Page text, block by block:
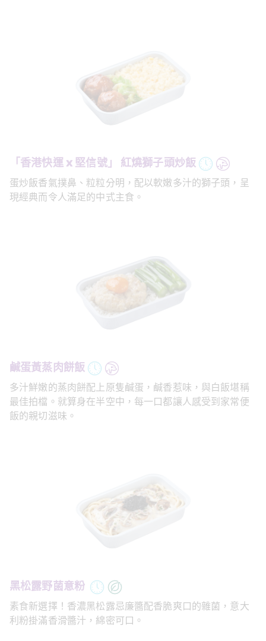
「香港快運 x 堅信號」 紅燒獅子頭炒飯
蛋炒飯香氣撲鼻、粒粒分明，配以軟嫩多汁的獅子頭，呈
現經典而令人滿足的中式主食。
鹹蛋黃蒸肉餅飯
多汁鮮嫩的蒸肉餅配上原隻鹹蛋，鹹香惹味，與白飯堪稱
最佳拍檔。就算身在半空中，每一口都讓人感受到家常便
飯的親切滋味。
黑松露野菌意粉
素食新選擇！香濃黑松露忌廉醬配香脆爽口的雜菌，意大
利粉掛滿香滑醬汁，綿密可口。